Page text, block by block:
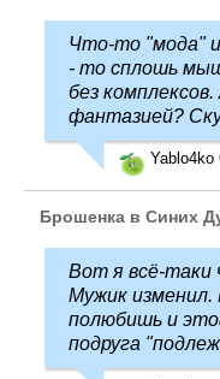
Что-то "мода"
- то сплошь
без
фантазией?
Yablo4ko
Брошенка в Синих
Вот я всё-таки
Мужик изменил.
полюбишь и
подруга